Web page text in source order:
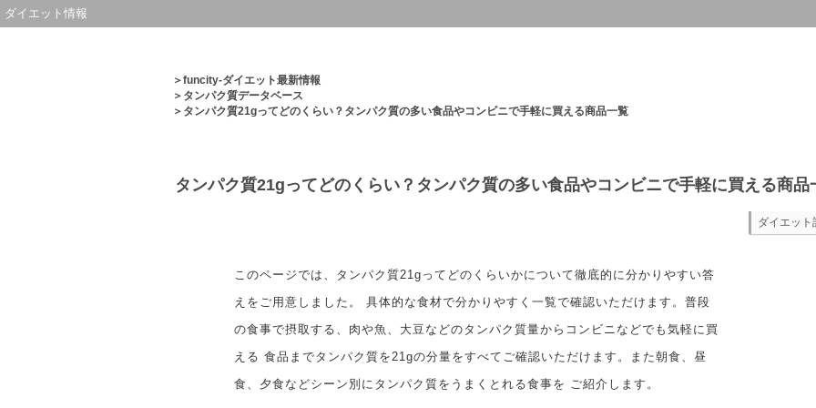
ダイエット情報
＞funcity-ダイエット最新情報
＞ タンパク質データベース
＞タンパク質21gってどのくらい？タンパク質の多い食品やコンビニで手軽に買える商品一覧
タンパク質21gってどのくらい？タンパク質の多い食品やコンビニで手軽に買える商品
このページでは、タンパク質21gってどのくらいかについて徹底的に分かりやすい答
えをご用意しました。 具体的な食材で分かりやすく一覧で確認いただけます。普段
の食事で摂取する、肉や魚、大豆などのタンパク質量からコンビニなどでも気軽に買
える 食品までタンパク質を21gの分量をすべてご確認いただけます。また朝食、昼
食、夕食などシーン別にタンパク質をうまくとれる食事を ご紹介します。
ダイエット